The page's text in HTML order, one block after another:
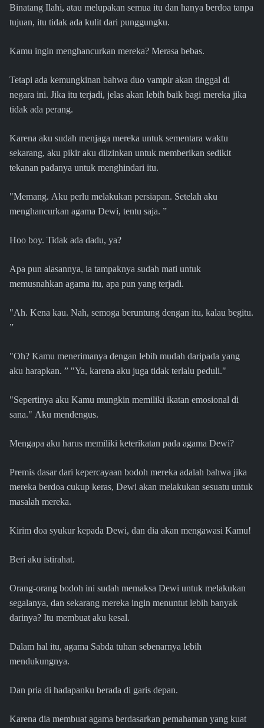
Binatang Ilahi, atau melupakan semua itu dan hanya berdoa tanpa
tujuan, itu tidak ada kulit dari punggungku.
Kamu ingin menghancurkan mereka? Merasa bebas.
Tetapi ada kemungkinan bahwa duo vampir akan tinggal di
negara ini. Jika itu terjadi, jelas akan lebih baik bagi mereka jika
tidak ada perang.
Karena aku sudah menjaga mereka untuk sementara waktu
sekarang, aku pikir aku diizinkan untuk memberikan sedikit
tekanan padanya untuk menghindari itu.
"Memang. Aku perlu melakukan persiapan. Setelah aku
menghancurkan agama Dewi, tentu saja. ”
Hoo boy. Tidak ada dadu, ya?
Apa pun alasannya, ia tampaknya sudah mati untuk
memusnahkan agama itu, apa pun yang terjadi.
"Ah. Kena kau. Nah, semoga beruntung dengan itu, kalau begitu.
”
"Oh? Kamu menerimanya dengan lebih mudah daripada yang
aku harapkan. ” "Ya, karena aku juga tidak terlalu peduli."
"Sepertinya aku Kamu mungkin memiliki ikatan emosional di
sana." Aku mendengus.
Mengapa aku harus memiliki keterikatan pada agama Dewi?
Premis dasar dari kepercayaan bodoh mereka adalah bahwa jika
mereka berdoa cukup keras, Dewi akan melakukan sesuatu untuk
masalah mereka.
Kirim doa syukur kepada Dewi, dan dia akan mengawasi Kamu!
Beri aku istirahat.
Orang-orang bodoh ini sudah memaksa Dewi untuk melakukan
segalanya, dan sekarang mereka ingin menuntut lebih banyak
darinya? Itu membuat aku kesal.
Dalam hal itu, agama Sabda tuhan sebenarnya lebih
mendukungnya.
Dan pria di hadapanku berada di garis depan.
Karena dia membuat agama berdasarkan pemahaman yang kuat